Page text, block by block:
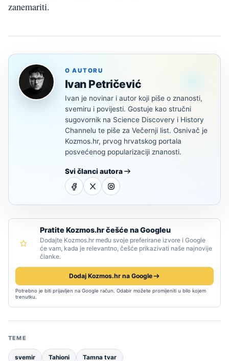
zanemariti.
O AUTORU
Ivan Petričević
Ivan je novinar i autor koji piše o znanosti,
svemiru i povijesti. Gostuje kao stručni
sugovornik na Science Discovery i History
Channelu te piše za Večernji list. Osnivač je
Kozmos.hr, prvog hrvatskog portala
posvećenog popularizaciji znanosti.
Svi članci autora
Pratite Kozmos.hr češće na Googleu
Dodajte Kozmos.hr među svoje preferirane izvore i Google
će vam, kada je relevantno, češće prikazivati naše najnovije
članke.
Dodaj Kozmos.hr na Google
Potrebno je biti prijavljen na Google račun. Odabir možete promijeniti u bilo kojem
trenutku.
TEME
svemir Tahioni Tamna tvar